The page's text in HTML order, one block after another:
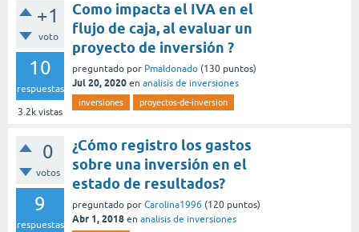
+1
voto
10
respuestas
3.2k vistas
Como impacta el IVA en el
flujo de caja, al evaluar un
proyecto de inversión ?
preguntado por Pmaldonado (130 puntos)
Jul 20, 2020 en analisis de inversiones
inversiones proyectos-de-inversion
0
votos
9
respuestas
¿Cómo registro los gastos
sobre una inversión en el
estado de resultados?
preguntado por Carolina1996 (120 puntos)
Abr 1, 2018 en analisis de inversiones